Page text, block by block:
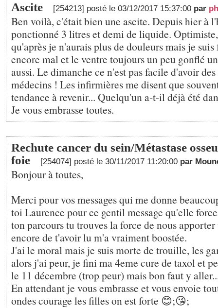
Ascite [254213] posté le 03/12/2017 15:37:00 par
Ben voilà, c'était bien une ascite. Depuis hier à
ponctionné 3 litres et demi de liquide.
qu'après je n'aurais plus de douleurs mais je
encore mal et le ventre toujours un peu gonflé
aussi. Le dimanche ce n'est pas facile d'avoir
médecins ! Les infirmières me disent que
tendance à revenir... Quelqu'un a-t-il déjà été
Je vous embrasse toutes.
Rechute cancer du sein/Métastase
foie
[254074] posté le 30/11/2017 11:20:00 par
Bonjour à toutes,
Merci pour vos messages qui me donne
toi Laurence pour ce gentil message qu'elle
ton parcours tu trouves la force de nous
encore de t'avoir lu m'a vraiment boostée.
J'ai le moral mais je suis morte de trouille, les
alors j'ai peur, je fini ma 4eme cure de taxol et
le 11 décembre (trop peur) mais bon faut y
En attendant je vous embrasse et vous envoie
ondes courage les filles on est forte 😊;😘;